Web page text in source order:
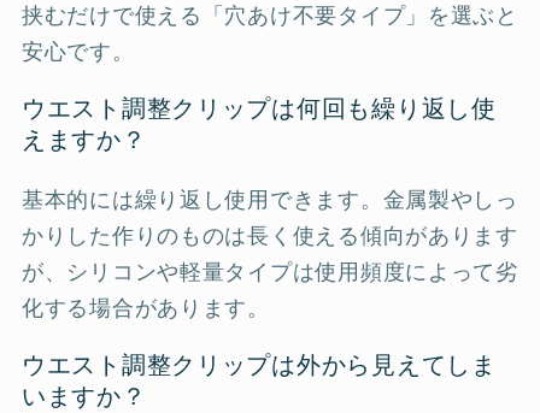
挟むだけで使える「穴あけ不要タイプ」を選ぶと
安心です。
ウエスト調整クリップは何回も繰り返し使
えますか？
基本的には繰り返し使用できます。金属製やしっ
かりした作りのものは長く使える傾向があります
が、シリコンや軽量タイプは使用頻度によって劣
化する場合があります。
ウエスト調整クリップは外から見えてしま
いますか？